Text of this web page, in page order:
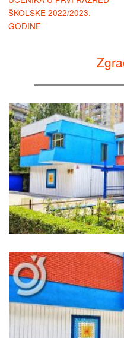
ŠKOLSKE 2022/2023.
GODINE